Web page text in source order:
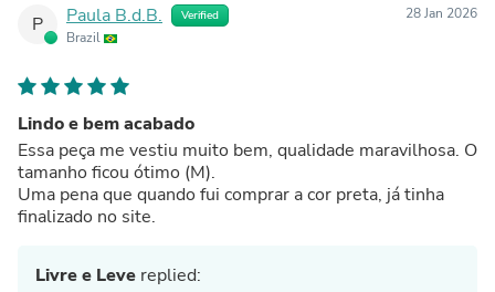
P Paula B.d.B. Verified
Brazil
28 Jan 2026
Lindo e bem acabado
Essa peça me vestiu muito bem, qualidade maravilhosa. O
tamanho ficou ótimo (M).
Uma pena que quando fui comprar a cor preta, já tinha
finalizado no site.
Livre e Leve replied: